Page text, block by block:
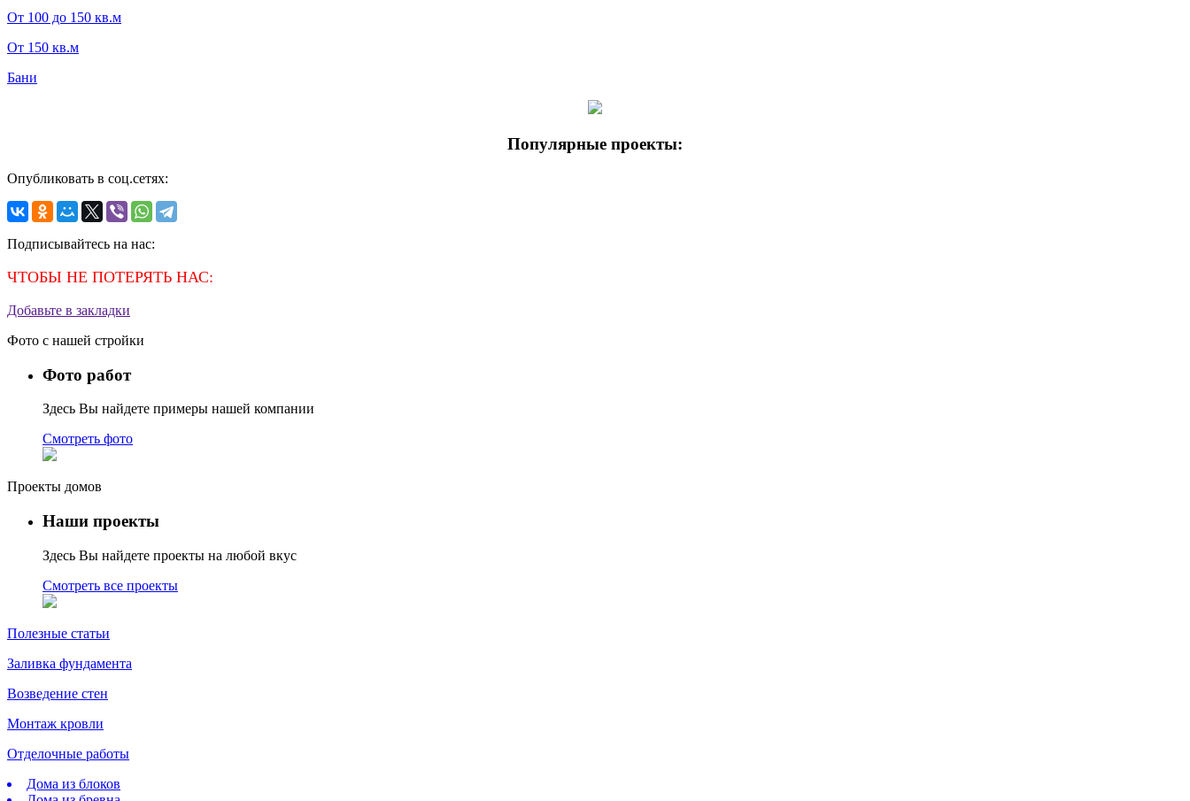
От 100 до 150 кв.м
От 150 кв.м
Бани
Популярные проекты:
Опубликовать в соц.сетях:
Подписывайтесь на нас:
ЧТОБЫ НЕ ПОТЕРЯТЬ НАС:
Добавьте в закладки
Фото с нашей стройки
Фото работ
Здесь Вы найдете примеры нашей компании
Смотреть фото
Проекты домов
Наши проекты
Здесь Вы найдете проекты на любой вкус
Смотреть все проекты
Полезные статьи
Заливка фундамента
Возведение стен
Монтаж кровли
Отделочные работы
Дома из блоков